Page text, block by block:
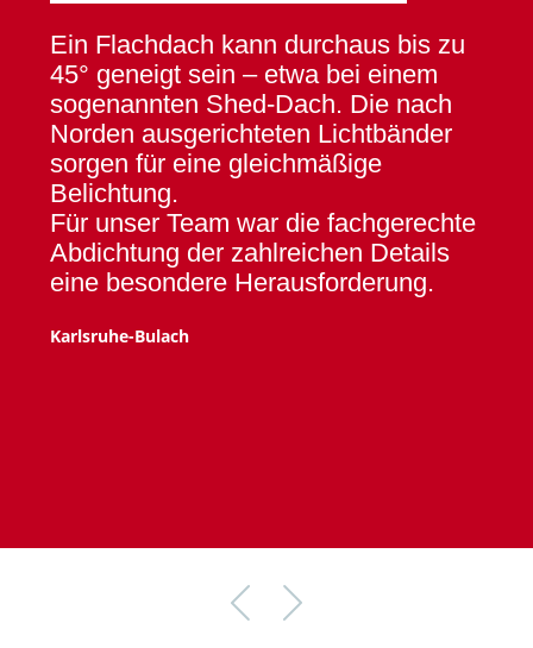
Ein Flachdach kann durchaus bis zu
45° geneigt sein – etwa bei einem
sogenannten Shed-Dach. Die nach
Norden ausgerichteten Lichtbänder
sorgen für eine gleichmäßige
Belichtung.
Für unser Team war die fachgerechte
Abdichtung der zahlreichen Details
eine besondere Herausforderung.
Karlsruhe-Bulach
Ein Flachdach kann durchaus bis zu
45° geneigt sein – etwa bei einem
sogenannten Shed-Dach. Die nach
Norden ausgerichteten Lichtbänder
sorgen für eine gleichmäßige
Belichtung.
Für unser Team war die fachgerechte
Abdichtung der zahlreichen Details
eine besondere Herausforderung.
Karlsruhe-Bulach
 